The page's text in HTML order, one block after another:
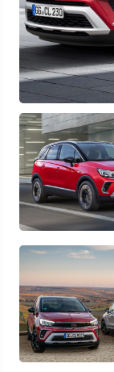
Отправляя данную
персональных